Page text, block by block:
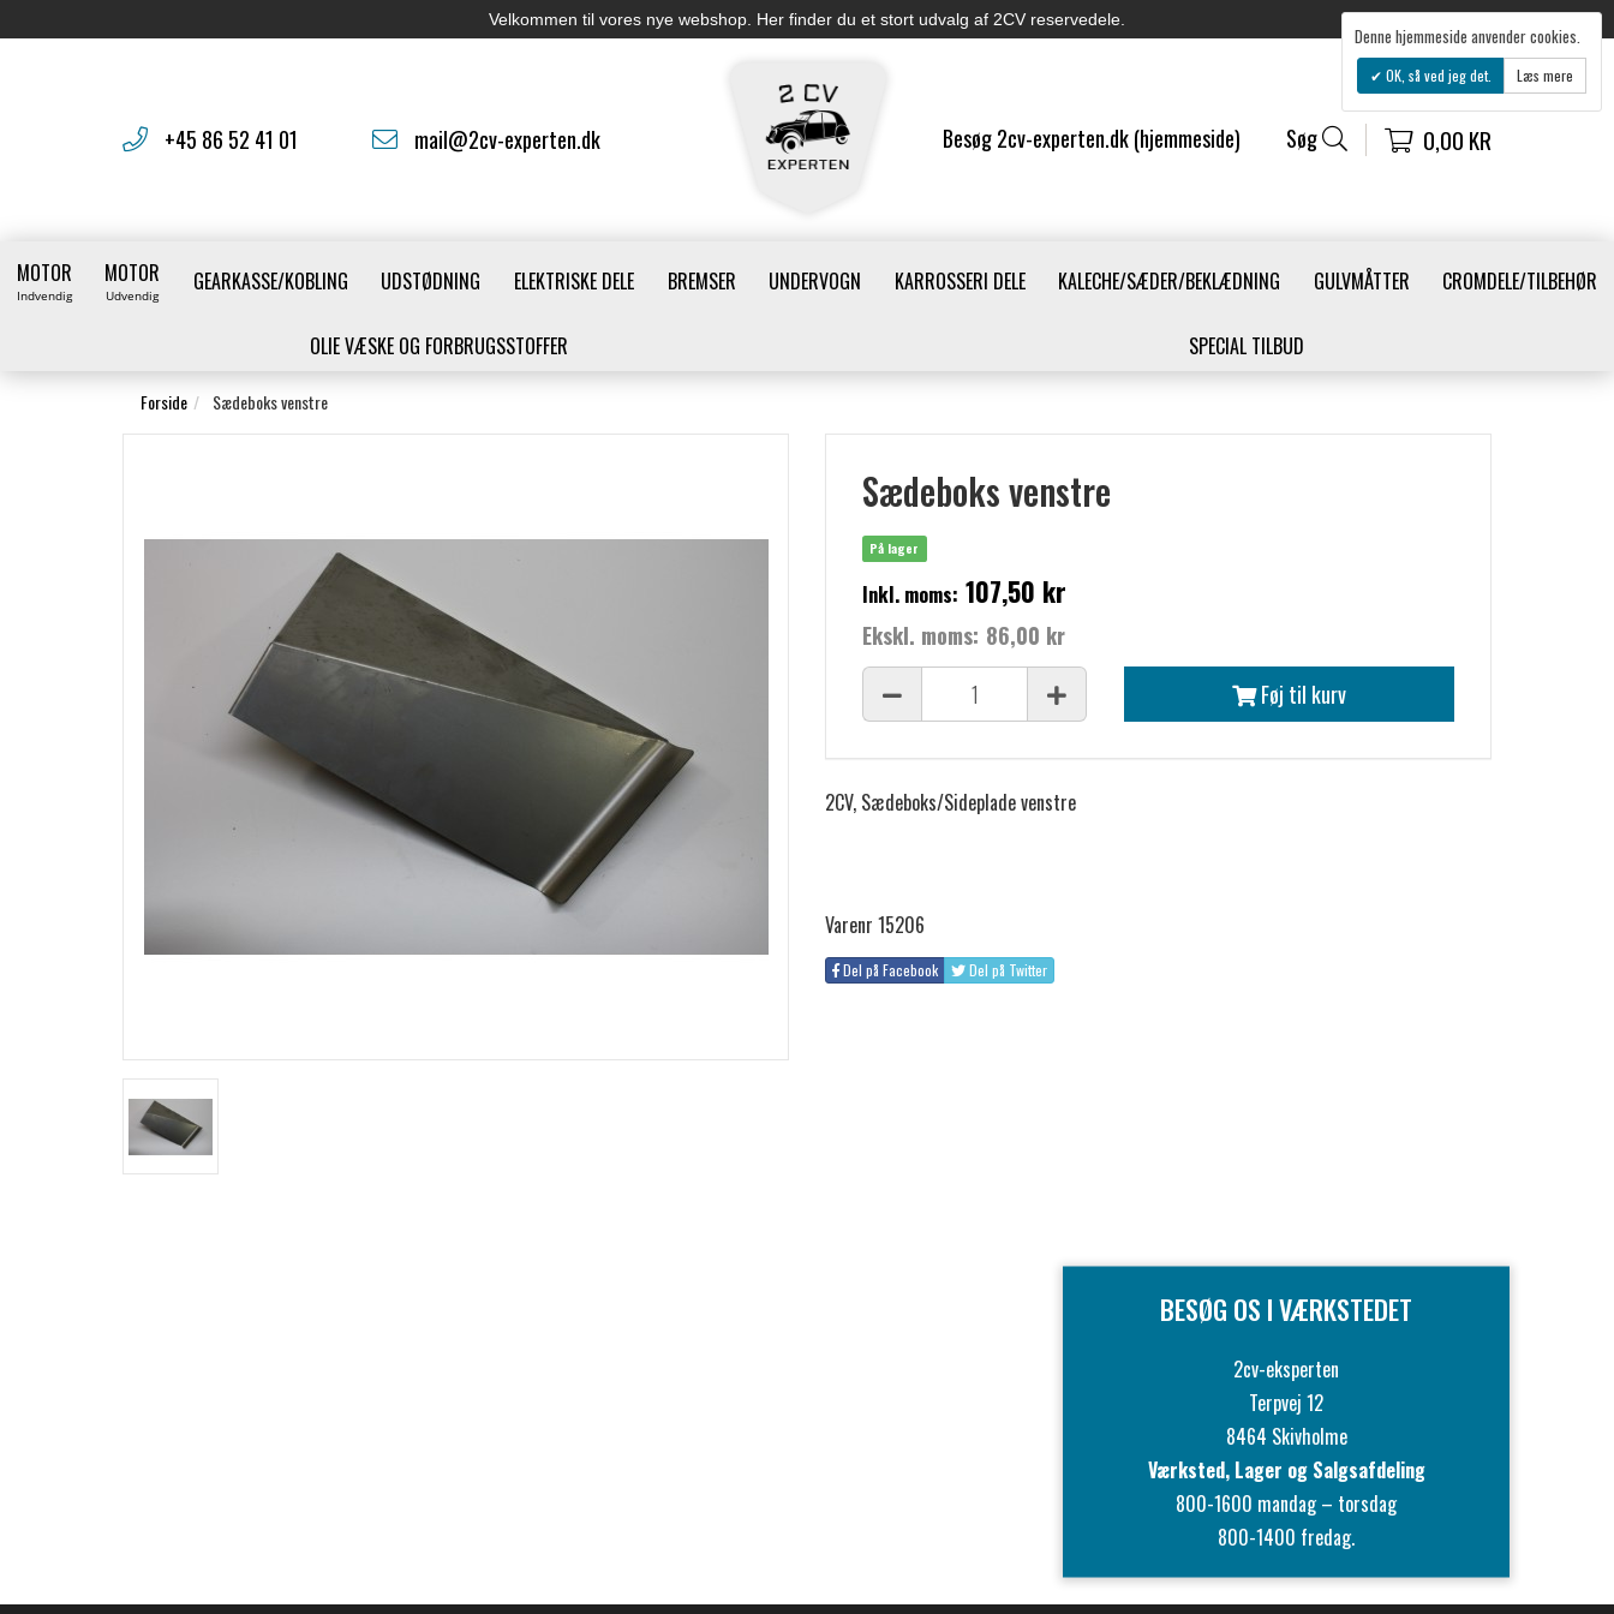
Velkommen til vores nye webshop. Her finder du et stort udvalg af 2CV reservedele.
+45 86 52 41 01 mail@2cv-experten.dk Besøg 2cv-experten.dk (hjemmeside) Søg 0,00 KR
MOTOR
Indvendig
MOTOR
Udvendig GEARKASSE/KOBLING UDSTØDNING ELEKTRISKE DELE BREMSER UNDERVOGN KARROSSERI DELE KALECHE/SÆDER/BEKLÆDNING GULVMÅTTER CROMDELE/TILBEHØR
OLIE VÆSKE OG FORBRUGSSTOFFER SPECIAL TILBUD
Forside Sædeboks venstre
Sædeboks venstre
På lager
Inkl. moms: 107,50 kr
Ekskl. moms: 86,00 kr
Føj til kurv
2CV, Sædeboks/Sideplade venstre
Varenr 15206
Del på Facebook Del på Twitter
BESØG OS I VÆRKSTEDET
2cv-eksperten
Terpvej 12
8464 Skivholme
Værksted, Lager og Salgsafdeling
800-1600 mandag – torsdag
800-1400 fredag.
Denne hjemmeside anvender cookies.
OK, så ved jeg det. Læs mere